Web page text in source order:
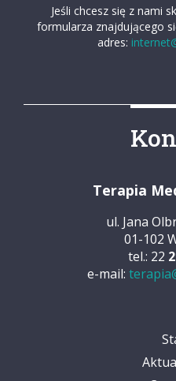
Jeśli chcesz się z nami
formularza znajdującego
adres:
Terapia
ul. Jana
01-102
tel.: 22
e-mail: